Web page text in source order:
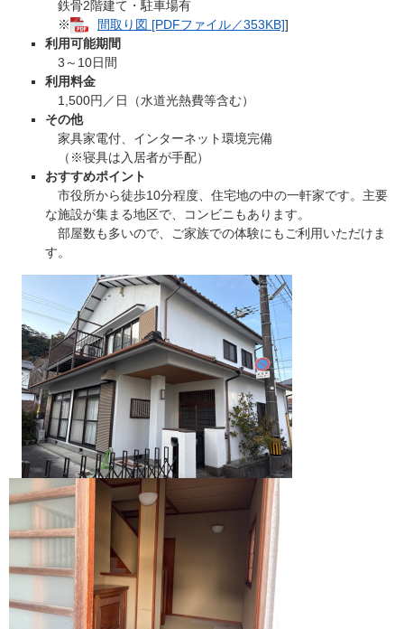
鉄骨2階建て・駐車場有
※
間取り図 [PDFファイル／353KB]]
利用可能期間
3～10日間
利用料金
1,500円／日（水道光熱費等含む）
その他
家具家電付、インターネット環境完備
（※寝具は入居者が手配）
おすすめポイント
市役所から徒歩10分程度、住宅地の中の一軒家です。主要
な施設が集まる地区で、コンビニもあります。
部屋数も多いので、ご家族での体験にもご利用いただけま
す。